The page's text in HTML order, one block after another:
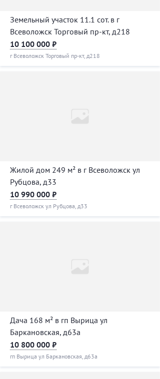
Земельный участок 11.1 сот. в г
Всеволожск Торговый пр-кт, д218
10 100 000 ₽
г Всеволожск Торговый пр-кт, д218
Жилой дом 249 м² в г Всеволожск ул
Рубцова, д33
10 990 000 ₽
г Всеволожск ул Рубцова, д33
Дача 168 м² в гп Вырица ул
Баркановская, д63а
10 800 000 ₽
гп Вырица ул Баркановская, д63а